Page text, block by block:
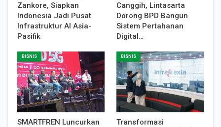
Zankore, Siapkan
Indonesia Jadi Pusat
Infrastruktur AI Asia-
Pasifik
Canggih, Lintasarta
Dorong BPD Bangun
Sistem Pertahanan
Digital…
BISNIS
SMARTFREN Luncurkan
BISNIS
Transformasi